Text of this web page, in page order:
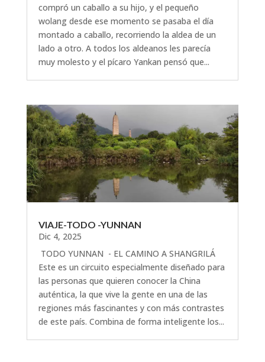
compró un caballo a su hijo, y el pequeño
wolang desde ese momento se pasaba el día
montado a caballo, recorriendo la aldea de un
lado a otro. A todos los aldeanos les parecía
muy molesto y el pícaro Yankan pensó que...
VIAJE-TODO -YUNNAN
Dic 4, 2025
TODO YUNNAN - EL CAMINO A SHANGRILÁ
Este es un circuito especialmente diseñado para
las personas que quieren conocer la China
auténtica, la que vive la gente en una de las
regiones más fascinantes y con más contrastes
de este país. Combina de forma inteligente los...